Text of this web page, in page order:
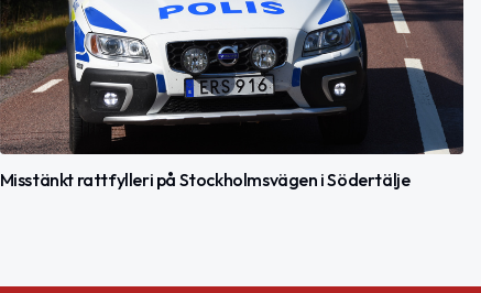
Misstänkt rattfylleri på Stockholmsvägen i Södertälje